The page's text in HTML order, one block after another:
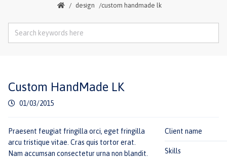
design custom handmade lk
Custom HandMade LK
01/03/2015
Praesent feugiat fringilla orci, eget fringilla
arcu tristique vitae. Cras quis tortor erat.
Nam accumsan consectetur urna non blandit.
Client name
Skills